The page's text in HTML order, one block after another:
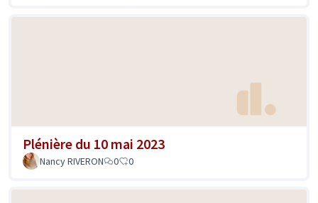
Plénière du 10 mai 2023
Nancy RIVERON 0 0